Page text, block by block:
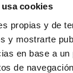
cookies
propias y de
y mostrarte
en base a un
de
Del mismo
y gestión